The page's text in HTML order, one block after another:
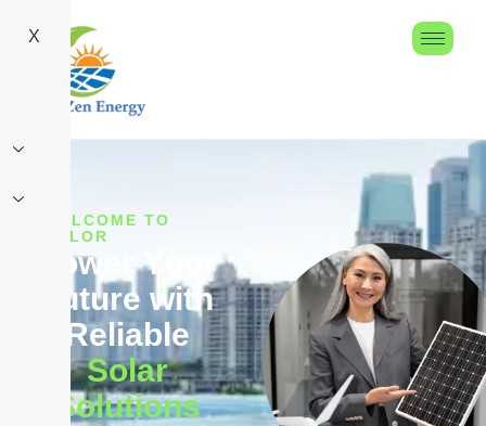
X
WELCOME TO
SOLOR
ow Y
r
uture wit h
Reliab le
Solar
Solutions